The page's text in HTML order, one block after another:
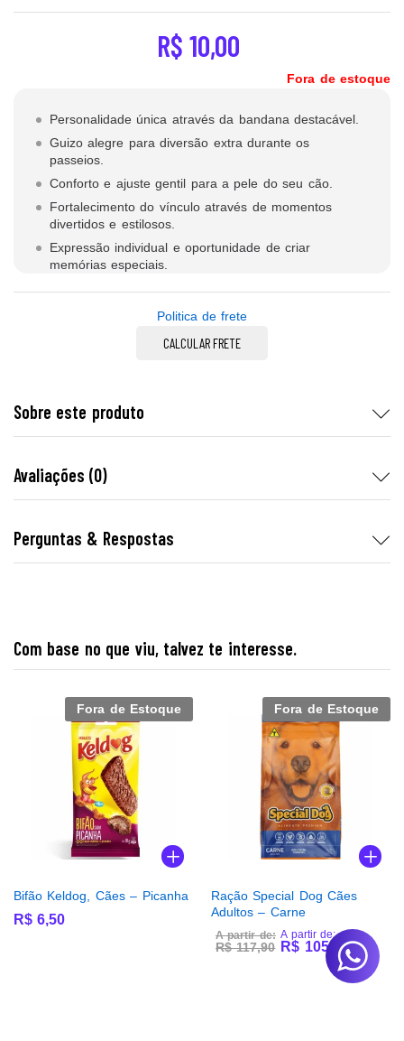
R$ 10,00
Fora de estoque
Personalidade única através da bandana destacável.
Guizo alegre para diversão extra durante os
passeios.
Conforto e ajuste gentil para a pele do seu cão.
Fortalecimento do vínculo através de momentos
divertidos e estilosos.
Expressão individual e oportunidade de criar
memórias especiais.
Politica de frete
CALCULAR FRETE
Sobre este produto
Avaliações (0)
Perguntas & Respostas
Com base no que viu, talvez te interesse.
Fora de Estoque
Bifão Keldog, Cães – Picanha
R$ 6,50
Fora de Estoque
Ração Special Dog Cães
Adultos – Carne
A partir de:
R$117,90
A partir de:
R$ 105,90